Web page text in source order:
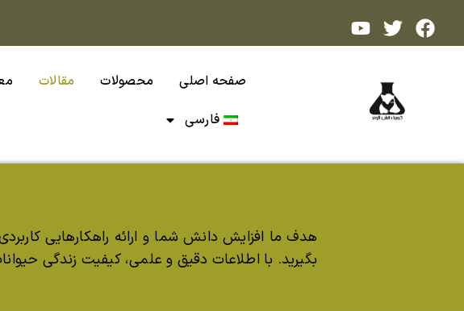
صفحه اصلی محصولات مقالات
فارسی
هدف ما افزایش دانش شما و ارائه راهکارهایی
بگیرید. با اطلاعات دقیق و علمی، کیفیت زندگی